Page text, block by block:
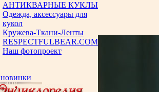
АНТИКВАРНЫЕ КУКЛЫ
Одежда, аксессуары для
кукол
Кружева-Ткани-Ленты
RESPECTFULBEAR.COM
Наш фотопроект
новинки